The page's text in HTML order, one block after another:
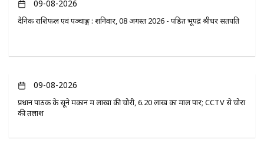
09-08-2026
दैनिक राशिफल एवं पञ्चाङ्ग : शनिवार, 08 अगस्त 2026 - पंडित भूपेंद्र श्रीधर सतपति
09-08-2026
प्रधान पाठक के सूने मकान में लाखों की चोरी, 6.20 लाख का माल पार; CCTV से चोरों
की तलाश